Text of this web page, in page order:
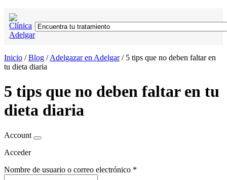
Inicio /Blog /Adelgazar en Adelgar/ 5 tips que no deben faltar en
tu dieta diaria
5 tips que no deben faltar en tu
dieta diaria
Account
Acceder
Nombre de usuario o correo electrónico *